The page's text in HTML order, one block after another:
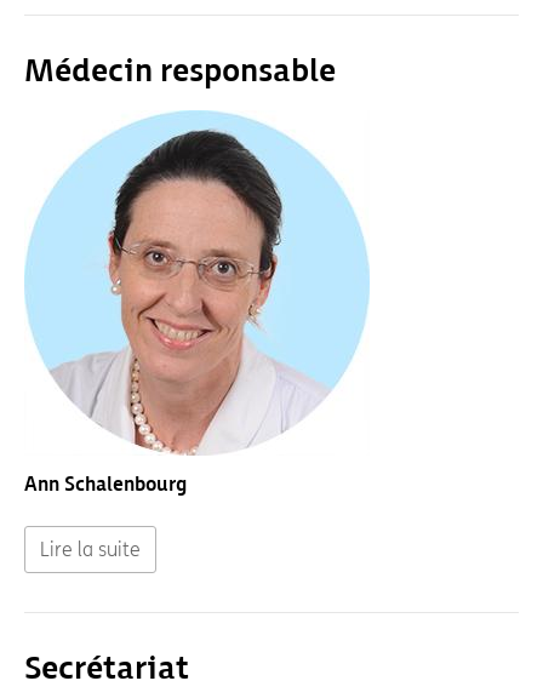
Médecin responsable
Ann Schalenbourg
Lire la suite
Secrétariat